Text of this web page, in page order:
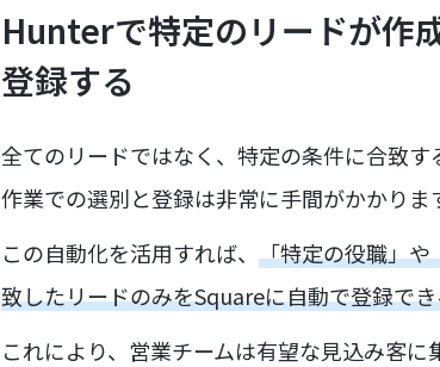
Hunterで特定のリードが作
登録する
全てのリードではなく、特定の条件に合致
作業での選別と登録は非常に手間がかかりま
この自動化を活用すれば、 「特定の役職」や
致したリードのみをSquareに自動で登録で
これにより、営業チームは有望な見込み客